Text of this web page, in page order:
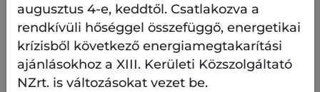
Üzemeltetés
2026.06.10.
augusztus 4-e, keddtől. Csatlakozva a
rendkívüli hőséggel összefüggő, energetikai
krízisből következő energiamegtakarítási
ajánlásokhoz a XIII. Kerületi Közszolgáltató
NZrt. is változásokat vezet be.